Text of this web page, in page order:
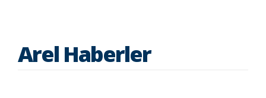
Arel Haberler